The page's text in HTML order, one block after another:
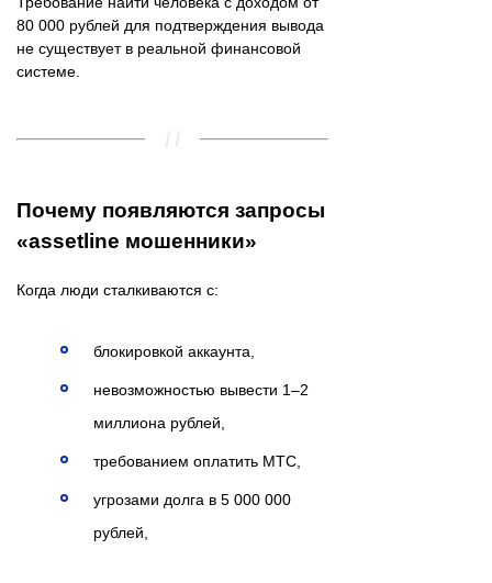
80 000 рублей для подтверждения вывода
не существует в реальной финансовой
системе.
Почему появляются запросы
«assetline мошенники»
Когда люди сталкиваются с:
блокировкой аккаунта,
невозможностью вывести 1–2
миллиона рублей,
требованием оплатить MTC,
угрозами долга в 5 000 000
рублей,